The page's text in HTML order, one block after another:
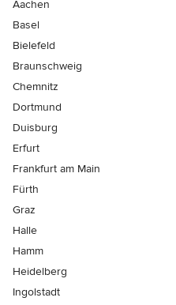
Aachen
Basel
Bielefeld
Braunschweig
Chemnitz
Dortmund
Duisburg
Erfurt
Frankfurt am Main
Fürth
Graz
Halle
Hamm
Heidelberg
Ingolstadt